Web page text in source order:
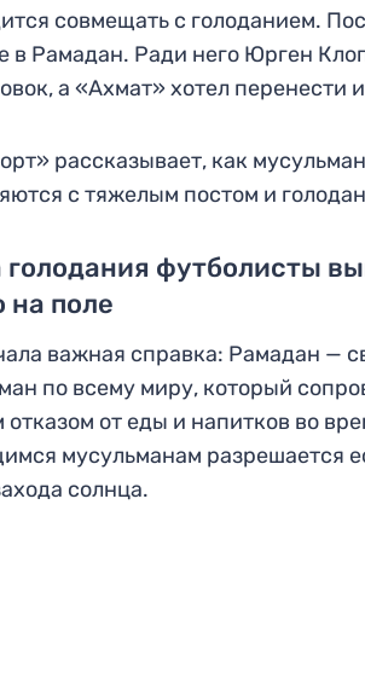
совмещать с голоданием.
в Рамадан. Ради него Юрген
а «Ахмат» хотел перенести
рассказывает, как
с тяжелым постом и
голодания футболисты
на поле
важная справка: Рамадан —
по всему миру, который
от еды и напитков во
мусульманам разрешается
солнца.